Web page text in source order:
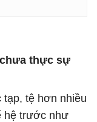
thực sự
tạp, tệ hơn nhiều
hệ trước như